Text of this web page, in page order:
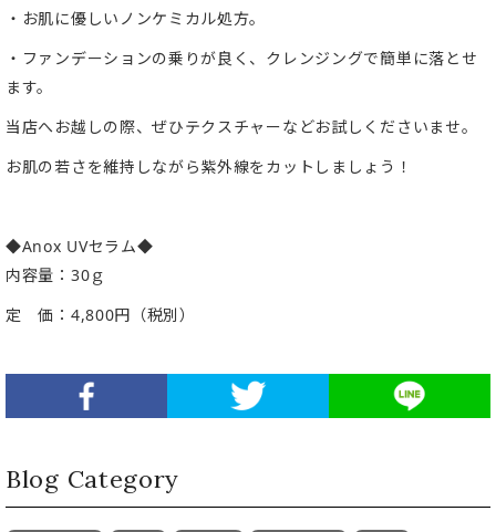
・お肌に優しいノンケミカル処方。
・ファンデーションの乗りが良く、クレンジングで簡単に落とせ
ます。
当店へお越しの際、ぜひテクスチャーなどお試しくださいませ。
お肌の若さを維持しながら紫外線をカットしましょう！
◆Anox UVセラム◆
内容量：30ｇ
定 価：4,800円（税別）
Blog Category